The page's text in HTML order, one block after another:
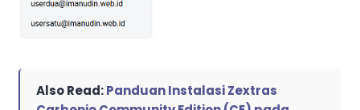
Also Read:Panduan Instalasi Zextras